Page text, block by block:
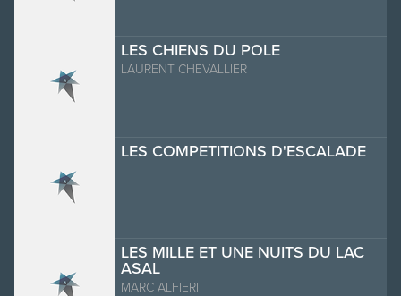
LES CHIENS DU POLE
LAURENT CHEVALLIER
LES COMPETITIONS D'ESCALADE
LES MILLE ET UNE NUITS DU LAC
ASAL
MARC ALFIERI